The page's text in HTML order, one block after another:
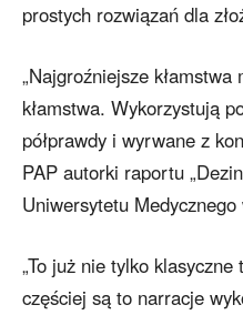
prostych rozwiązań dla
„Najgroźniejsze
kłamstwa. Wykorzystują
półprawdy i wyrwane z
PAP autorki raportu
Uniwersytetu Medycznego
„To już nie tylko
częściej są to narracje